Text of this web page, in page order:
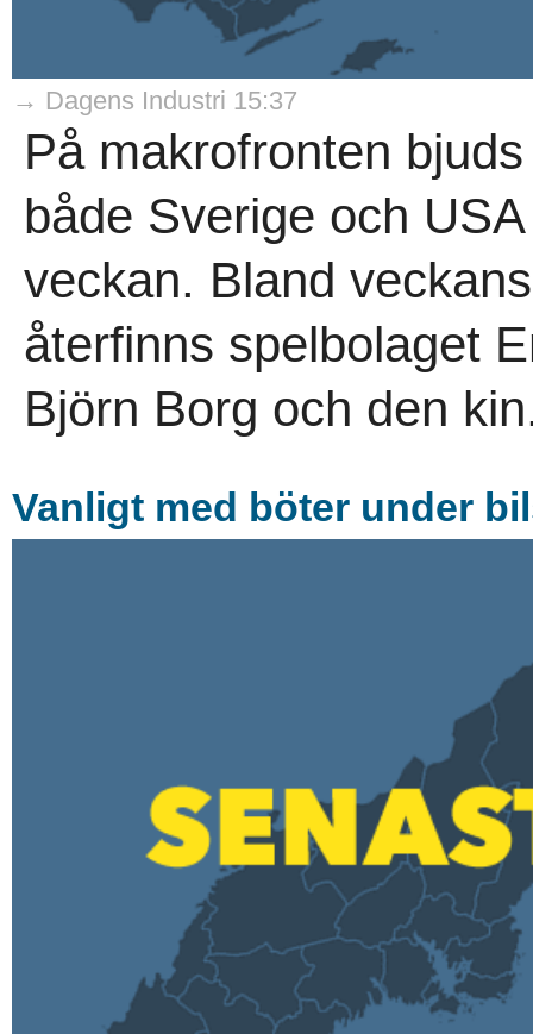
→ Dagens Industri 15:37
På makrofronten
både Sverige och
veckan. Bland
återfinns spelbolaget
Björn Borg och den
Vanligt med böter under